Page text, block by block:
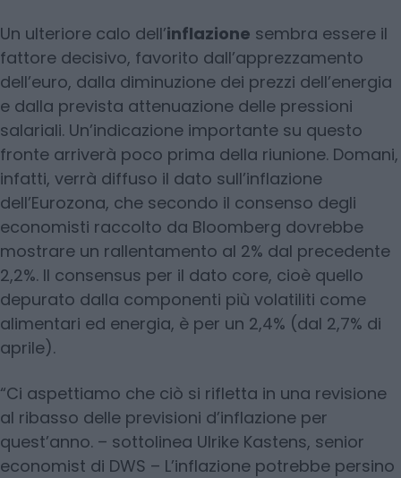
Un ulteriore calo dell’inflazione sembra essere il
fattore decisivo, favorito dall’apprezzamento
dell’euro, dalla diminuzione dei prezzi dell’energia
e dalla prevista attenuazione delle pressioni
salariali. Un’indicazione importante su questo
fronte arriverà poco prima della riunione. Domani,
infatti, verrà diffuso il dato sull’inflazione
dell’Eurozona, che secondo il consenso degli
economisti raccolto da Bloomberg dovrebbe
mostrare un rallentamento al 2% dal precedente
2,2%. Il consensus per il dato core, cioè quello
depurato dalla componenti più volatiliti come
alimentari ed energia, è per un 2,4% (dal 2,7% di
aprile).
“Ci aspettiamo che ciò si rifletta in una revisione
al ribasso delle previsioni d’inflazione per
quest’anno. – sottolinea Ulrike Kastens, senior
economist di DWS – L’inflazione potrebbe persino